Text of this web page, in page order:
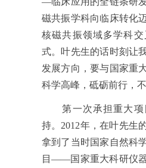
磁共振学科向临床转化
核磁共振领域多学科
式。叶先生的话时刻让
发展方向，要与国家重
科学高峰，砥砺前行，不
第一次承担重大
持。2012年，在叶先生
拿到了当时国家自然科
目——国家重大科研仪